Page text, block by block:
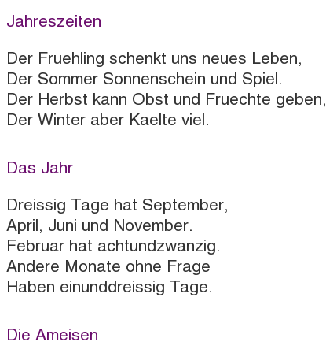
Jahreszeiten
Der Fruehling schenkt uns neues Leben,
Der Sommer Sonnenschein und Spiel.
Der Herbst kann Obst und Fruechte geben,
Der Winter aber Kaelte viel.
Das Jahr
Dreissig Tage hat September,
April, Juni und November.
Februar hat achtundzwanzig.
Andere Monate ohne Frage
Haben einunddreissig Tage.
Die Ameisen